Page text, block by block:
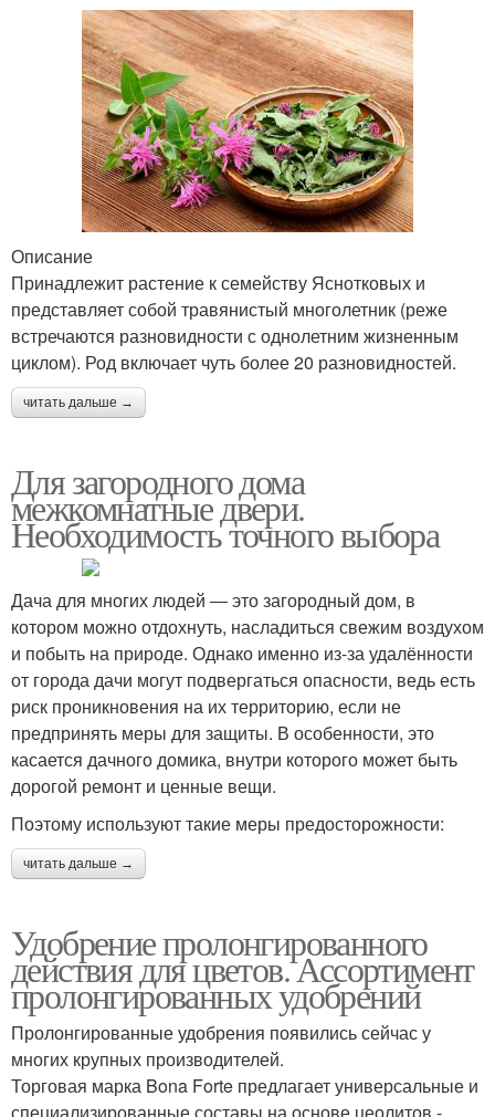
Описание
Принадлежит растение к семейству Яснотковых и
представляет собой травянистый многолетник (реже
встречаются разновидности с однолетним жизненным
циклом). Род включает чуть более 20 разновидностей.
читать дальше →
Для загородного дома
межкомнатные двери.
Необходимость точного выбора
Дача для многих людей ― это загородный дом, в
котором можно отдохнуть, насладиться свежим воздухом
и побыть на природе. Однако именно из-за удалённости
от города дачи могут подвергаться опасности, ведь есть
риск проникновения на их территорию, если не
предпринять меры для защиты. В особенности, это
касается дачного домика, внутри которого может быть
дорогой ремонт и ценные вещи.
Поэтому используют такие меры предосторожности:
читать дальше →
Удобрение пролонгированного
действия для цветов. Ассортимент
пролонгированных удобрений
Пролонгированные удобрения появились сейчас у
многих крупных производителей.
Торговая марка Bona Forte предлагает универсальные и
специализированные составы на основе цеолитов -